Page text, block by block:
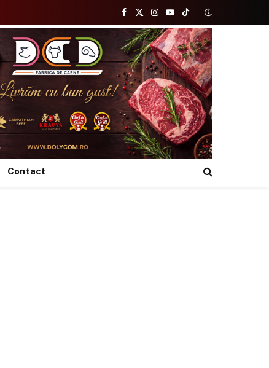
Facebook
X
(Twitter)
Instagram
YouTubeTikTok
Contact